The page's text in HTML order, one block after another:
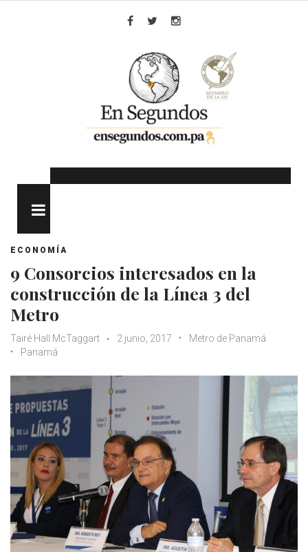
ECONOMÍA
9 Consorcios interesados en la
construcción de la Línea 3 del
Metro
Tairé Hall McTaggart 2 junio, 2017
Metro de Panamá
Panamá